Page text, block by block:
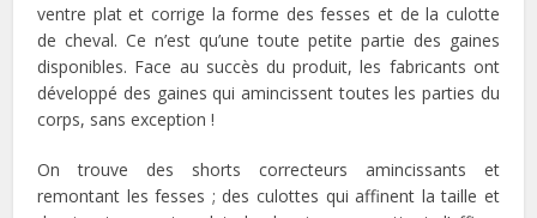
ventre plat et corrige la forme des fesses et de la culotte
de cheval. Ce n’est qu’une toute petite partie des gaines
disponibles. Face au succès du produit, les fabricants ont
développé des gaines qui amincissent toutes les parties du
corps, sans exception !
On trouve des shorts correcteurs amincissants et
remontant les fesses ; des culottes qui affinent la taille et